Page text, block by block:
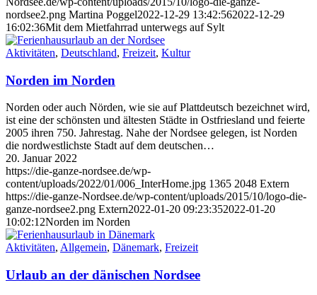
nordsee2.png Martina Poggel2022-12-29 13:42:562022-12-29
16:02:36Mit dem Mietfahrrad unterwegs auf Sylt
Aktivitäten, Deutschland, Freizeit, Kultur
Norden im Norden
Norden oder auch Nörden, wie sie auf Plattdeutsch bezeichnet wird,
ist eine der schönsten und ältesten Städte in Ostfriesland und feierte
2005 ihren 750. Jahrestag. Nahe der Nordsee gelegen, ist Norden
die nordwestlichste Stadt auf dem deutschen…
20. Januar 2022
https://die-ganze-nordsee.de/wp-
content/uploads/2022/01/006_InterHome.jpg 1365 2048 Extern
https://die-ganze-Nordsee.de/wp-content/uploads/2015/10/logo-die-
ganze-nordsee2.png Extern2022-01-20 09:23:352022-01-20
10:02:12Norden im Norden
Aktivitäten, Allgemein, Dänemark, Freizeit
Urlaub an der dänischen Nordsee